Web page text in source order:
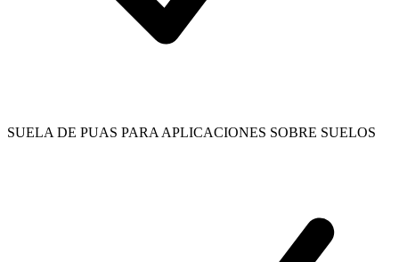
SUELA DE PUAS PARA APLICACIONES SOBRE SUELOS